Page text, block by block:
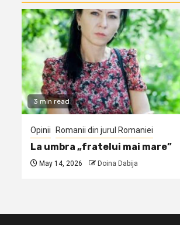
3 min read
Opinii Romanii din jurul Romaniei
La umbra „fratelui mai mare”
May 14, 2026 Doina Dabija